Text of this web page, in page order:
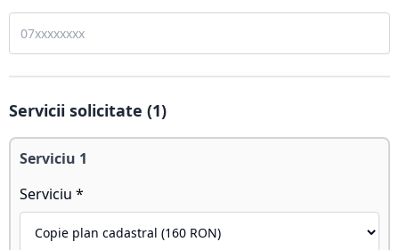
Servicii solicitate (1)
Serviciu 1
Serviciu *